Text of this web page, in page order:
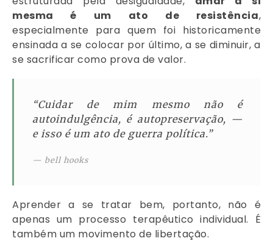
mesma é um ato de resistência,
especialmente para quem foi historicamente
ensinada a se colocar por último, a se diminuir, a
se sacrificar como prova de valor.
“Cuidar de mim mesmo não é
autoindulgência, é autopreservação, —
e isso é um ato de guerra política.”
— bell hooks
Aprender a se tratar bem, portanto, não é
apenas um processo terapêutico individual. É
também um movimento de libertação.